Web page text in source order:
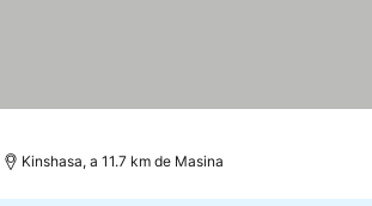
Kinshasa, a 11.7 km de Masina